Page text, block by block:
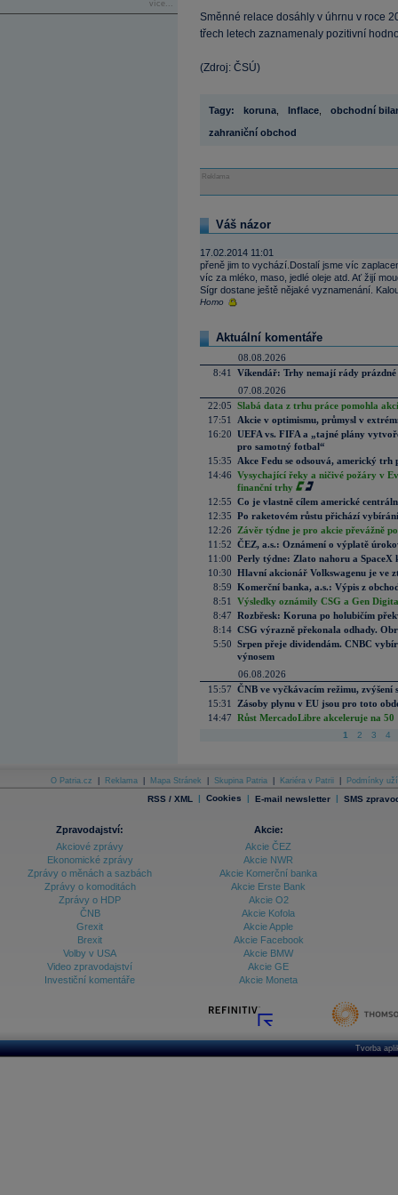
více...
Směnné relace dosáhly v úhrnu v roce
třech letech zaznamenaly pozitivní
(Zdroj: ČSÚ)
Tagy: koruna Inflace obchodní
zahraniční obchod
Reklama
Váš názor
17.02.2014 11:01
přeně jim to vychází.Dostalí jsme víc
víc za mléko, maso, jedlé oleje atd. Ať žijí
Sígr dostane ještě nějaké vyznamenání.
Homo
Aktuální komentáře
08.08.2026
8:41
Víkendář: Trhy nemají rády prázdné
07.08.2026
22:05 Slabá data z trhu práce pomohla
17:51
Akcie v optimismu, průmysl v
16:20 UEFA vs. FIFA a „tajné plány
pro samotný fotbal“
15:35
Akce Fedu se odsouvá, americký
14:46 Vysychající řeky a ničivé požáry v
finanční trhy
12:55 Co je vlastně cílem americké
12:35 Po raketovém růstu přichází
12:26
Závěr týdne je pro akcie převážně
11:52 ČEZ, a.s.: Oznámení o výplatě
11:00 Perly týdne: Zlato nahoru a SpaceX
10:30 Hlavní akcionář Volkswagenu je ve
8:59 Komerční banka, a.s.: Výpis z
8:51
Výsledky oznámily CSG a Gen
8:47 Rozbřesk: Koruna po holubičím
8:14 CSG výrazně překonala odhady.
5:50 Srpen přeje dividendám. CNBC
výnosem
06.08.2026
15:57 ČNB ve vyčkávacím režimu, zvýšení
15:31
Zásoby plynu v EU jsou pro toto
14:47 Růst MercadoLibre akceleruje na
1 2 3 4
O Patria.cz Reklama Mapa Stránek Skupina Patria Kariéra v Patrii Podmínky
RSS / XML | Cookies | E-mail newsletter | SMS
Zpravodajství:
Akciové zprávy
Ekonomické zprávy
Zprávy o měnách a sazbách
Zprávy o komoditách
Zprávy o HDP
ČNB
Grexit
Brexit
Volby v USA
Video zpravodajství
Investiční komentáře
Akcie:
Akcie ČEZ
Akcie NWR
Akcie Komerční banka
Akcie Erste Bank
Akcie O2
Akcie Kofola
Akcie Apple
Akcie Facebook
Akcie BMW
Akcie GE
Akcie Moneta
Tvorba